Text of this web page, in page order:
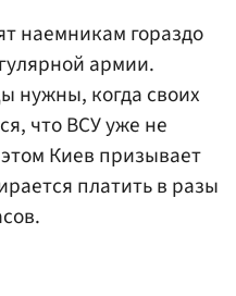
наемникам гораздо
армии.
нужны, когда своих
что ВСУ уже не
Киев призывает
платить в разы